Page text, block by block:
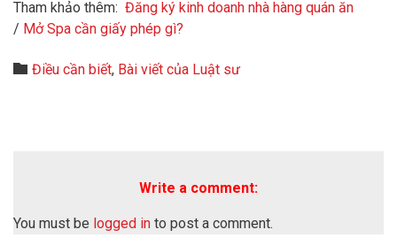
Tham khảo thêm: Đăng ký kinh doanh nhà hàng quán ăn
/ Mở Spa cần giấy phép gì?
 Category
Điều cần biết, Bài viết của Luật sư
Write a comment:
You must be logged in to post a comment.